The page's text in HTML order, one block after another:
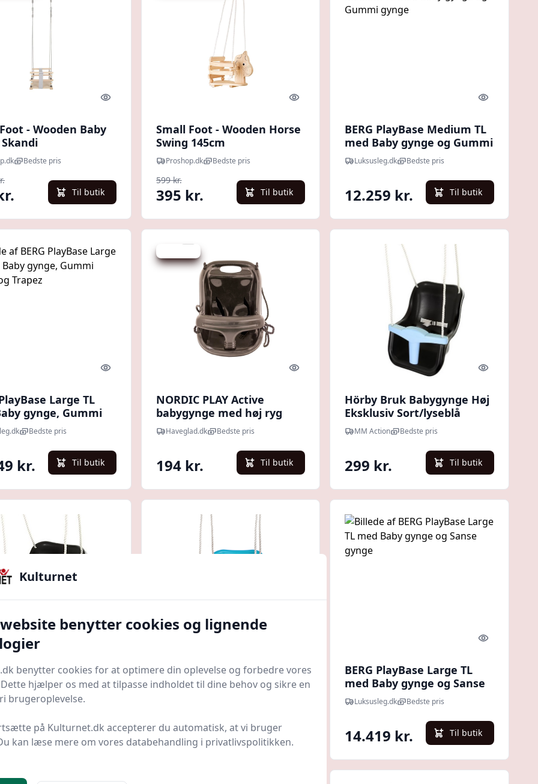
Quick look
- Wooden Baby
Bedste pris
Til butik
Quick look
Small Foot - Wooden Horse
Swing 145cm
Proshop.dk Bedste pris
599 kr.
395 kr. Til butik
Quick look
BERG PlayBase Medium TL
med Baby gynge og Gummi
gynge
Luksusleg.dk Bedste pris
12.259 kr. Til butik
Quick look
Large TL
gynge, Gummi
Trapez
Bedste pris
kr. Til butik
Quick look
NORDIC PLAY Active
babygynge med høj ryg
ekstra kraftig plast sort m/
sort reb
Haveglad.dk Bedste pris
194 kr. Til butik
Quick look
Hörby Bruk Babygynge Høj
Eksklusiv Sort/lyseblå
MM Action Bedste pris
299 kr. Til butik
Babygynge Høj
Sort/lysegrøn
Bedste pris
Til butik
Hörby Bruk Babygynge Høj
Eksklusiv Turkis/lime
299 kr. Til butik
Quick look
BERG PlayBase Large TL
med Baby gynge og Sanse
gynge
Luksusleg.dk Bedste pris
14.419 kr. Til butik
Kulturnet
benytter cookies og lignende
benytter cookies for at optimere din oplevelse og forbedre vores
hjælper os med at tilpasse indholdet til dine behov og sikre en
brugeroplevelse.
på Kulturnet.dk accepterer du automatisk, at vi bruger
kan læse mere om vores databehandling i privatlivspolitikken.